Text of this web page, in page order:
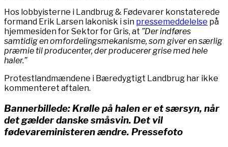
Hos lobbyisterne i Landbrug & Fødevarer konstaterede
formand Erik Larsen lakonisk i sin pressemeddelelse på
hjemmesiden for Sektor for Gris, at ”Der indføres
samtidig en omfordelingsmekanisme, som giver en særlig
præmie til producenter, der producerer grise med hele
haler.”
Protestlandmændene i Bæredygtigt Landbrug har ikke
kommenteret aftalen.
Bannerbillede: Krølle på halen er et særsyn, når
det gælder danske småsvin. Det vil
fødevareministeren ændre. Pressefoto